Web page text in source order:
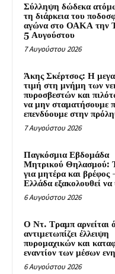
Σύλληψη δώδεκα
τη διάρκεια του
αγώνα στο ΟΑΚΑ την
5 Αυγούστου
7 Αυγούστου 2026
Άκης Σκέρτσος: Η
τιμή στη μνήμη των
πυροσβεστών και
να μην σταματήσουμε
επενδύουμε στην
7 Αυγούστου 2026
Παγκόσμια Εβδομάδα
Μητρικού Θηλασμού:
για μητέρα και βρέφος
Ελλάδα εξακολουθεί να
6 Αυγούστου 2026
Ο Ντ. Τραμπ αρνείται
αντιμετωπίζει έλλειψη
πυρομαχικών και
εναντίον των μέσων
6 Αυγούστου 2026